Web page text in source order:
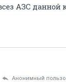
АЗС данной
Анонимный